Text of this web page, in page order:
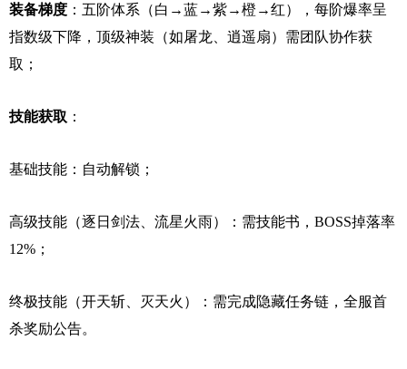
装备梯度 ：五阶体系（白→蓝→紫→橙→红），每阶爆率呈
指数级下降，顶级神装（如屠龙、逍遥扇）需团队协作获
取；
技能获取 ：
基础技能：自动解锁；
高级技能（逐日剑法、流星火雨）：需技能书，BOSS掉落率
12%；
终极技能（开天斩、灭天火）：需完成隐藏任务链，全服首
杀奖励公告。